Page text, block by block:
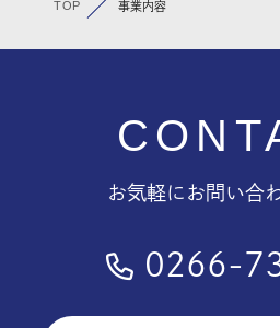
TOP 事業内容
お気軽にお問い合
0266-